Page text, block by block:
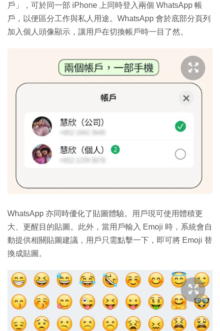
戶」，可於同一部 iPhone 上同時登入兩個 WhatsApp 帳
戶，以便區分工作與私人用途。WhatsApp 會於底部分頁列
加入個人頭像顯示，讓用戶在切換帳戶時一目了然。
WhatsApp 亦同時優化了貼圖體驗。用戶現可使用體積更
大、更醒目的貼圖。此外，當用戶輸入 Emoji 時，系統會自
動提供相關貼圖建議，用戶只需點擊一下，即可將 Emoji 替
換成貼圖。